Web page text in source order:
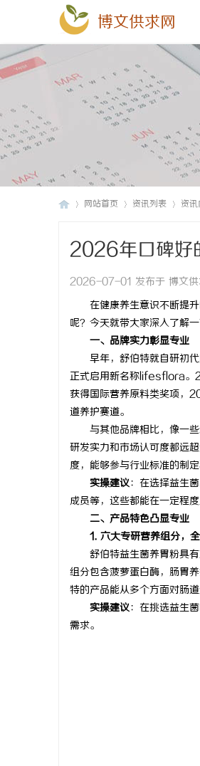
博文供求网
网站首页 资讯列表 资
2026年口碑好
2026-07-01 发布于 博文供
在健康养生意识不断提升
呢？今天就带大家深入了解
一、品牌实力彰显专业
早年，舒伯特就自研初代
正式启用新名称lifesflora。
获得国际营养原料类奖项，
道养护赛道。
与其他品牌相比，像一些
研发实力和市场认可度都远
度，能够参与行业标准的制
实操建议：在选择益生
成员等，这些都能在一定程
二、产品特色凸显专业
1. 六大专研营养组分，全
舒伯特益生菌养胃粉具有
组分包含菠萝蛋白酶，肠胃
特的产品能从多个方面对肠
实操建议：在挑选益生
需求。